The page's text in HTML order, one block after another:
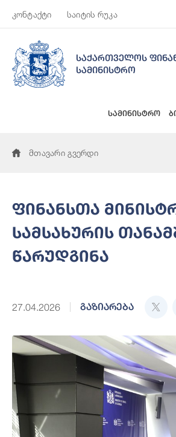
კონტაქტი საიტის რუკა
საქართველოს
სამინისტრო
სამინისტრო
მთავარი გვერდი
ფინანსთა
სამსახურის
წარუდგინა
27.04.2026 გაზიარება